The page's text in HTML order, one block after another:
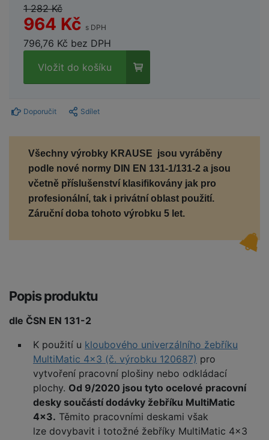
1 282 Kč
964 Kč s DPH
796,76 Kč bez DPH
Vložit do košíku
Doporučit Sdílet
Všechny výrobky KRAUSE jsou vyráběny
podle nové normy DIN EN 131-1/131-2 a jsou
včetně příslušenství klasifikovány jak pro
profesionální, tak i privátní oblast použití.
Záruční doba tohoto výrobku 5 let.
Popis produktu
dle ČSN EN 131-2
K použití u kloubového univerzálního žebříku
MultiMatic 4x3 (č. výrobku 120687) pro
vytvoření pracovní plošiny nebo odkládací
plochy. Od 9/2020 jsou tyto ocelové pracovní
desky součástí dodávky žebříku MultiMatic
4x3. Těmito pracovními deskami však
lze dovybavit i totožné žebříky MultiMatic 4x3